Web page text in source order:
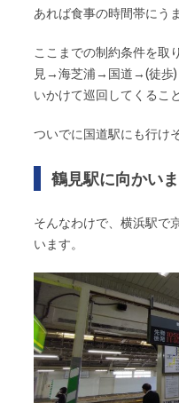
あれば食事の時間帯にう
ここまでの制約条件を取
見→海芝浦→国道→(徒歩
いかけて巡回してくるこ
ついでに国道駅にも行け
鶴見駅に向かい
そんなわけで、横浜駅で
います。